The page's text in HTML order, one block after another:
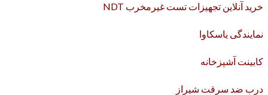
خرید آنلاین تجهیزات تست غیرمخرب NDT
نمایندگی یاسکاوا
کابینت آشپزخانه
درب ضد سرقت شیراز